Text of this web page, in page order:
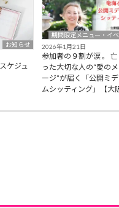
お知らせ
ケジュ
期間限定メニュー・イ
2026年1月21日
参加者の９割が涙 。
った大切な人の“愛の
ージ”が届く「公開ミ
ムシッティング」【大